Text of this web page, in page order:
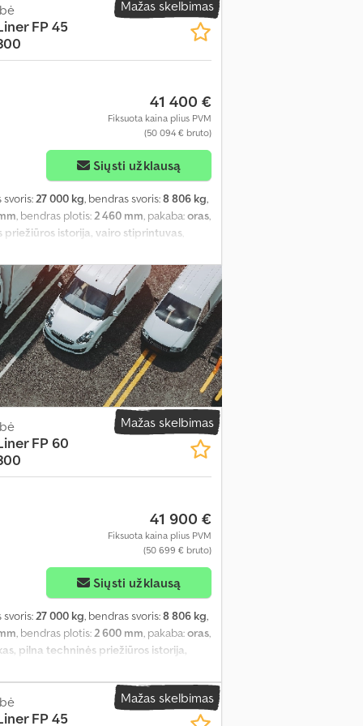
Mažas skelbimas
FP 45
41 400 €
Fiksuota kaina plius PVM
(50 094 € bruto)
Siųsti užklausą
svoris:27 000 kg, bendras svoris:8 806 kg,
, bendras plotis:2 460 mm, pakaba:oras,
istorija, vairo stiprintuvas,
50, dyzelinis/elektrinis,. įskaitant
aliuminio vyriai kiekvienoje durų pusėje;
mm. Kuro bakas plastikinis, maždaug 240
Vidinis ilgis: 13311 mm. Vidinis plotis:
padėklams. Važiuoklė MB 7350 NOVA
sienelėje, kairėje pusėje.
Informacija Priekinė kairė - 8 mm
dešinė - 13 mm Galinė kairė - 9 mm
Mažas skelbimas
FP 60
41 900 €
Fiksuota kaina plius PVM
(50 699 € bruto)
Siųsti užklausą
svoris: 27 000 kg, bendras svoris:8 806 kg,
, bendras plotis: 2 600 mm , pakaba:oras
pilna techninės priežiūros istorija,
King SLX i 300-50,
dvigubos galinės durelės, 3 dalių
už ašių, matmenys apytiksl. 650x490x450
su cilindro spyna. Padangos - 6 x 385/65
Mažas skelbimas
FP 45